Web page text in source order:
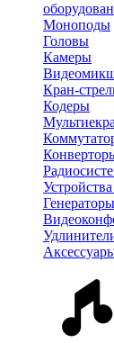
Моноподы
Головы
Камеры
Кран-
Кодеры